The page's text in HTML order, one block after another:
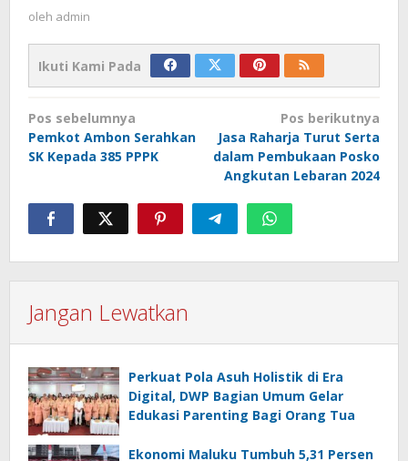
oleh admin
Ikuti Kami Pada
Navigasi
pos
Pos sebelumnya
Pemkot Ambon Serahkan
SK Kepada 385 PPPK
Pos berikutnya
Jasa Raharja Turut Serta
dalam Pembukaan Posko
Angkutan Lebaran 2024
Jangan Lewatkan
Perkuat Pola Asuh Holistik di Era
Digital, DWP Bagian Umum Gelar
Edukasi Parenting Bagi Orang Tua
Ekonomi Maluku Tumbuh 5,31 Persen